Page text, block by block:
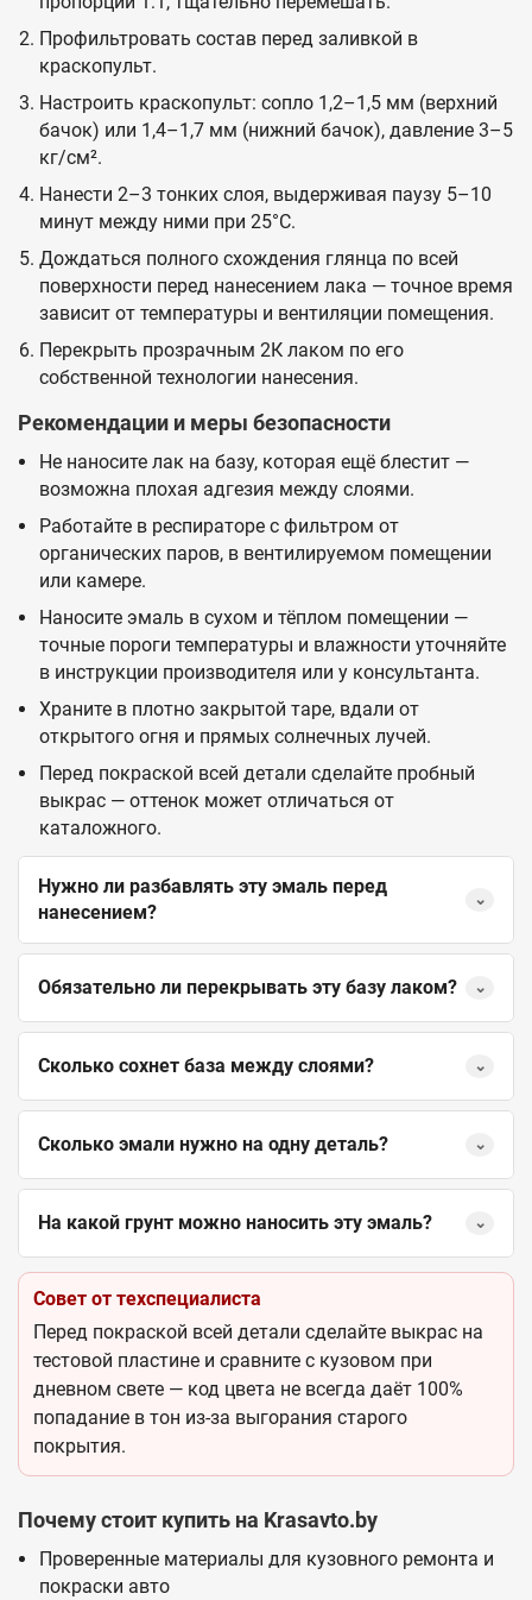
Профильтровать состав перед заливкой в
краскопульт.
Настроить краскопульт: сопло 1,2–1,5 мм (верхний
бачок) или 1,4–1,7 мм (нижний бачок), давление 3–5
кг/см².
Нанести 2–3 тонких слоя, выдерживая паузу 5–10
минут между ними при 25°C.
Дождаться полного схождения глянца по всей
поверхности перед нанесением лака — точное время
зависит от температуры и вентиляции помещения.
Перекрыть прозрачным 2К лаком по его
собственной технологии нанесения.
Рекомендации и меры безопасности
Не наносите лак на базу, которая ещё блестит —
возможна плохая адгезия между слоями.
Работайте в респираторе с фильтром от
органических паров, в вентилируемом помещении
или камере.
Наносите эмаль в сухом и тёплом помещении —
точные пороги температуры и влажности уточняйте
в инструкции производителя или у консультанта.
Храните в плотно закрытой таре, вдали от
открытого огня и прямых солнечных лучей.
Перед покраской всей детали сделайте пробный
выкрас — оттенок может отличаться от
каталожного.
Нужно ли разбавлять эту эмаль перед
нанесением?
⌄
Обязательно ли перекрывать эту базу лаком? ⌄
Сколько сохнет база между слоями? ⌄
Сколько эмали нужно на одну деталь? ⌄
На какой грунт можно наносить эту эмаль? ⌄
Совет от техспециалиста
Перед покраской всей детали сделайте выкрас на
тестовой пластине и сравните с кузовом при
дневном свете — код цвета не всегда даёт 100%
попадание в тон из-за выгорания старого
покрытия.
Почему стоит купить на Krasavto.by
Проверенные материалы для кузовного ремонта и
покраски авто